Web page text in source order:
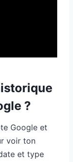
?
Google et
voir ton
et type